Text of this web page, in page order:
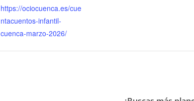
https://ociocuenca.es/cue
ntacuentos-infantil-
cuenca-marzo-2026/